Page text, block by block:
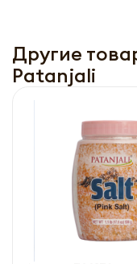
Другие
Patanjali
Обязательны к